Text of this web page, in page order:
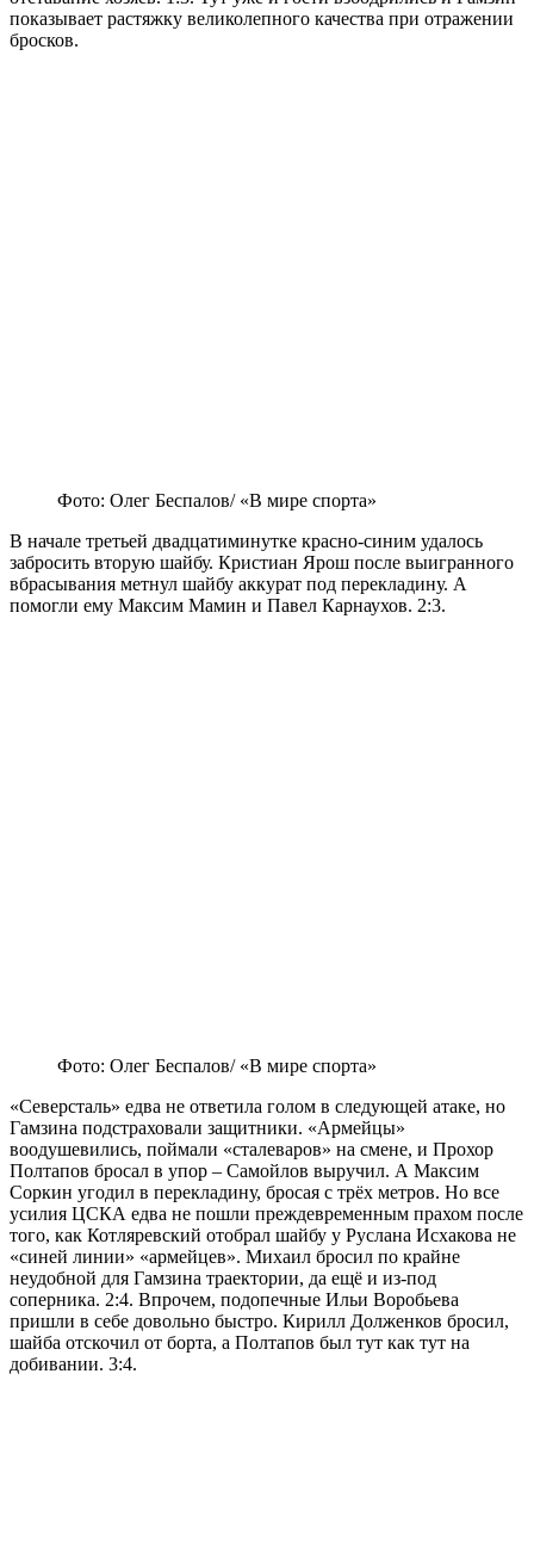
показывает растяжку великолепного качества при отражении
бросков.
Фото: Олег Беспалов/ «В мире спорта»
В начале третьей двадцатиминутке красно-синим удалось
забросить вторую шайбу. Кристиан Ярош после выигранного
вбрасывания метнул шайбу аккурат под перекладину. А
помогли ему Максим Мамин и Павел Карнаухов. 2:3.
Фото: Олег Беспалов/ «В мире спорта»
«Северсталь» едва не ответила голом в следующей атаке, но
Гамзина подстраховали защитники. «Армейцы»
воодушевились, поймали «сталеваров» на смене, и Прохор
Полтапов бросал в упор – Самойлов выручил. А Максим
Соркин угодил в перекладину, бросая с трёх метров. Но все
усилия ЦСКА едва не пошли преждевременным прахом после
того, как Котляревский отобрал шайбу у Руслана Исхакова не
«синей линии» «армейцев». Михаил бросил по крайне
неудобной для Гамзина траектории, да ещё и из-под
соперника. 2:4. Впрочем, подопечные Ильи Воробьева
пришли в себе довольно быстро. Кирилл Долженков бросил,
шайба отскочил от борта, а Полтапов был тут как тут на
добивании. 3:4.